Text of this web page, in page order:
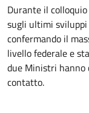
Durante il
sugli ultimi
confermando il
livello federale e
due Ministri
contatto.